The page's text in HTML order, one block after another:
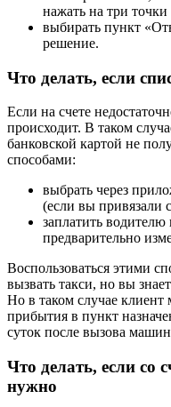
нажать на три точки
выбирать пункт
решение.
Что делать, если
Если на счете
происходит. В таком
банковской картой не
способами:
выбрать через
(если вы привязали
заплатить
предварительно
Воспользоваться этими
вызвать такси, но вы
Но в таком случае клиент
прибытия в пункт
суток после вызова
Что делать, если со
нужно